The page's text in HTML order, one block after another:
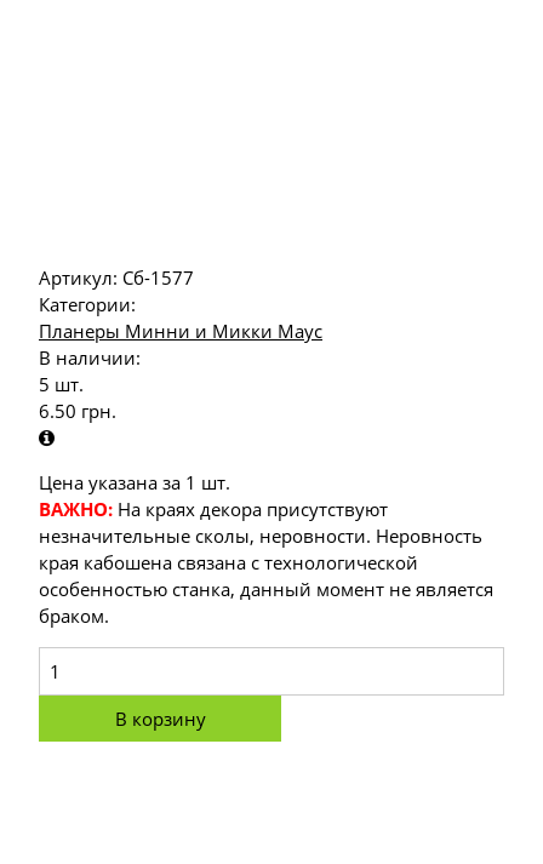
Артикул: Сб-1577
Категории:
Планеры Минни и Микки Маус
В наличии:
5 шт.
6.50 грн.
Цена указана за 1 шт.
ВАЖНО: На краях декора присутствуют
незначительные сколы, неровности. Неровность
края кабошена связана с технологической
особенностью станка, данный момент не является
браком.
В корзину